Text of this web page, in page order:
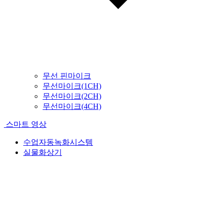
무선 핀마이크
무선마이크(1CH)
무선마이크(2CH)
무선마이크(4CH)
스마트 영상
수업자동녹화시스템
실물화상기